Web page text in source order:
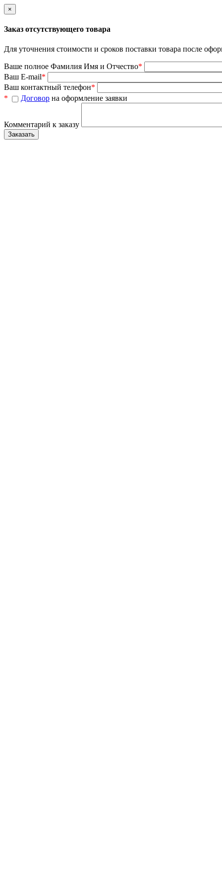
×
Заказ отсутствующего товара
Для уточнения стоимости и сроков поставки товара после
Ваше полное Фамилия Имя и Отчество*
Ваш E-mail*
Ваш контактный телефон*
*
Договор на оформление заявки
Комментарий к заказу